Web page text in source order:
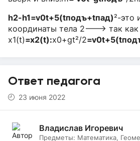
h2-h1=v0t+5(tподъ+tпад)²-это
координаты тела 2---> так как
x1(t)=x2(t):x0+gt²/2
Ответ педагога
23 июня 2022
Владислав Игоревич
Предметы: Математика,